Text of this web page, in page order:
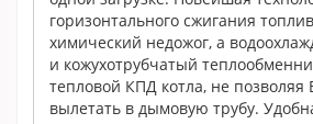
горизонтального сжигания
химический недожог, а
и кожухотрубчатый
тепловой КПД котла, не
вылетать в дымовую трубу.